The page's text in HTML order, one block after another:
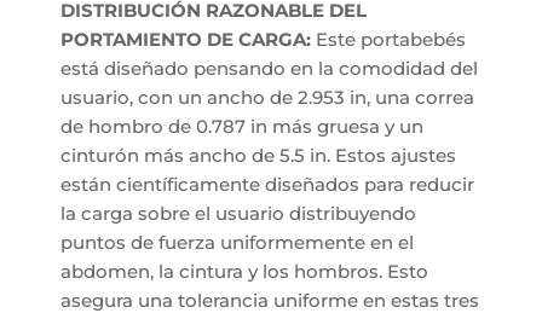
DISTRIBUCIÓN RAZONABLE DEL
PORTAMIENTO DE CARGA: Este portabebés
está diseñado pensando en la comodidad del
usuario, con un ancho de 2.953 in, una correa
de hombro de 0.787 in más gruesa y un
cinturón más ancho de 5.5 in. Estos ajustes
están científicamente diseñados para reducir
la carga sobre el usuario distribuyendo
puntos de fuerza uniformemente en el
abdomen, la cintura y los hombros. Esto
asegura una tolerancia uniforme en estas tres